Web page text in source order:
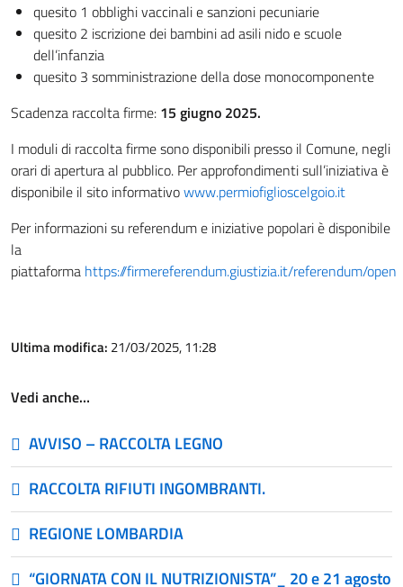
quesito 1 obblighi vaccinali e sanzioni pecuniarie
quesito 2 iscrizione dei bambini ad asili nido e scuole
dell’infanzia
quesito 3 somministrazione della dose monocomponente
Scadenza raccolta firme: 15 giugno 2025.
I moduli di raccolta firme sono disponibili presso il Comune, negli
orari di apertura al pubblico. Per approfondimenti sull’iniziativa è
disponibile il sito informativowww.permiofiglioscelgoio.it
Per informazioni su referendum e iniziative popolari è disponibile
la
piattaforma https://firmereferendum.giustizia.it/referendum/open
Ultima modifica: 21/03/2025, 11:28
Vedi anche…
AVVISO – RACCOLTA LEGNO
RACCOLTA RIFIUTI INGOMBRANTI.
REGIONE LOMBARDIA
“GIORNATA CON IL NUTRIZIONISTA”_ 20 e 21 agosto